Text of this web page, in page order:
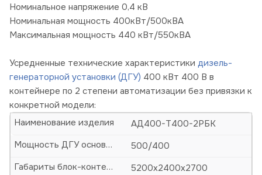
Номинальное напряжение 0,4 кВ
Номинальная мощность 400кВт/500кВА
Максимальная мощность 440 кВт/550кВА
Усредненные технические характеристики дизель-
генераторной установки (ДГУ) 400 кВт 400 В в
контейнере по 2 степени автоматизации без привязки к
конкретной модели:
АД400-Т400-2РБК
Наименование изделия
500/400
Мощность ДГУ основная (кВА/кВт)
5200х2400х2700
Габариты блок-контейнера (БК)-ДхШхВ, мм